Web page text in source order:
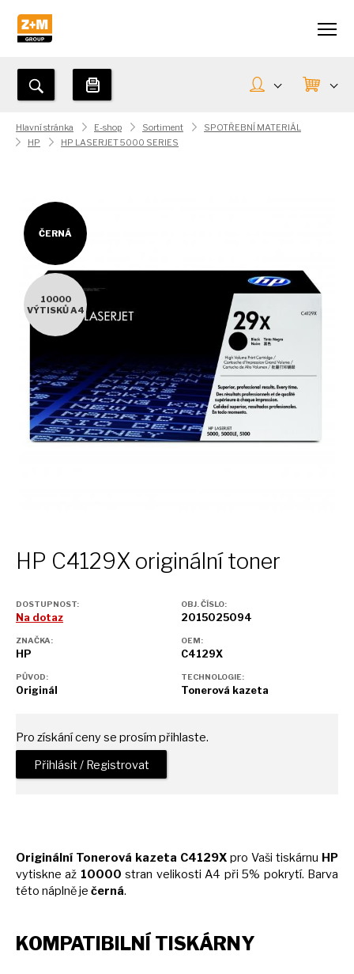
Hlavní stránka E-shop Sortiment
SPOTŘEBNÍ MATERIÁL
HP
HP LASERJET 5000 SERIES
ČERNÁ
10000
VÝTISKŮ A4
HP C4129X originální toner
DOSTUPNOST:
Na dotaz
OBJ. ČÍSLO:
2015025094
ZNAČKA:
HP
OEM:
C4129X
PŮVOD:
Originál
TECHNOLOGIE:
Tonerová kazeta
Pro získání ceny se prosím přihlaste.
Přihlásit / Registrovat
Originální Tonerová kazeta C4129X pro Vaši tiskárnu HP
vytiskneaž 10000 stran velikosti A4 při 5% pokrytí. Barva
této náplněje černá.
KOMPATIBILNÍ TISKÁRNY